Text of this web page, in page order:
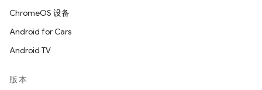
ChromeOS 设备
Android for Cars
Android TV
版本